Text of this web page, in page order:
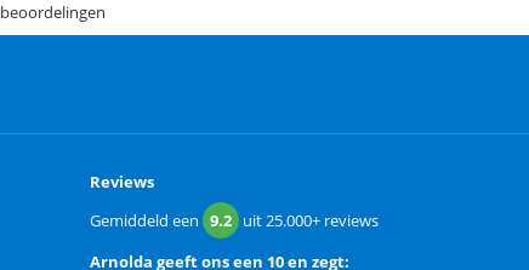
beoordelingen
Reviews
Gemiddeld een 9.2 uit25.000+ reviews
Arnolda geeft ons een 10 en zegt: